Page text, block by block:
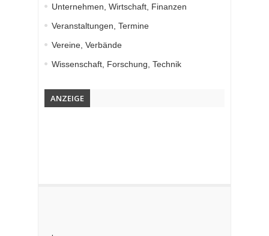
Unternehmen, Wirtschaft, Finanzen
Veranstaltungen, Termine
Vereine, Verbände
Wissenschaft, Forschung, Technik
ANZEIGE